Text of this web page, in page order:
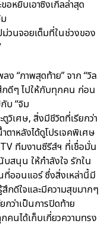
อหยิบเอาซิงเกิ้ลล่าสุด
วนจอยเต็มที่ในช่วงของ
ง “ภาพสุดท้าย” จาก “วิล
กดีๆ ไปให้กับทุกคน ก่อน
บ “จิม
วิเศษ, สิ่งมีชีวิตที่เรียกว่า
าหลังได้ดูโปรเจคพิเศษ
ทีมงานซีรีส์ฯ ที่เชื่อมั่น
สนุน ให้กำลังใจ รักใน
ที่ออนแอร์ ซึ่งสิ่งเหล่านี้มี
กดีใจและมีความสุขมากๆ
ว่าเป็นการปิดท้าย
คนได้เก็บเกี่ยวความทรง